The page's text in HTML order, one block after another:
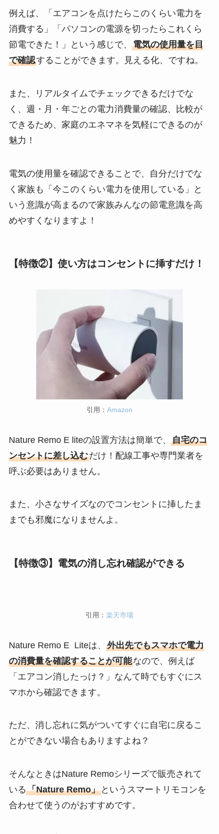
例えば、「エアコンを点けたらこのくらい電力を
消費する」「パソコンの電源を切ったらこれくら
節電できた！」という感じで、 電気の使用量を目
で確認することができます。見える化、ですね。
また、リアルタイムでチェックできるだけでな
く、週・月・年ごとの電力消費量の確認、比較が
できるため、家庭のエネマネを気軽にできるのが
魅力！
電気の使用量を確認できることで、自分だけでな
く家族も「今このくらい電力を使用している」と
いう意識が高まるので家族みんなの節電意識を高
めやすくなりますよ！
【特徴②】使い方はコンセントに挿すだけ！
引用： Amazon
Nature Remo E liteの設置方法は簡単で、 自宅のコ
ンセントに差し込むだけ！配線工事や専門業者を
呼ぶ必要はありません。
また、小さなサイズなのでコンセントに挿したま
までも邪魔になりませんよ。
【特徴③】電気の消し忘れ確認ができる
引用： 楽天市場
Nature Remo E Liteは、 外出先でもスマホで電力
の消費量を確認することが可能なので、例えば
「エアコン消したっけ？」なんて時でもすぐにス
マホから確認できます。
ただ、消し忘れに気がついてすぐに自宅に戻るこ
とができない場合もありますよね？
そんなときはNature Remoシリーズで販売されて
いる「Nature Remo」というスマートリモコンを
合わせて使うのがおすすめです。